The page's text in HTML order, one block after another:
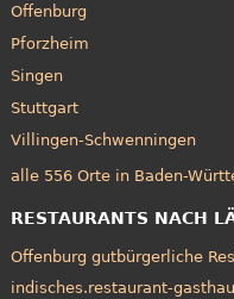
Offenburg
Pforzheim
Singen
Stuttgart
Villingen-Schwenningen
alle 556 Orte in Baden-
RESTAURANTS NACH
Offenburg gutbürgerliche
indisches.restaurant-